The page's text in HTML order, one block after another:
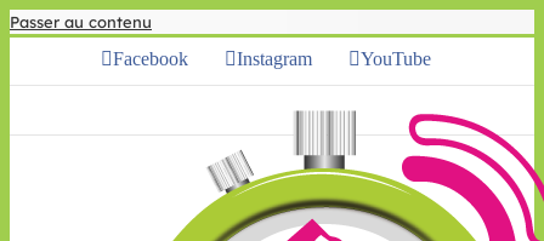
Passer au contenu
Facebook Instagram YouTube